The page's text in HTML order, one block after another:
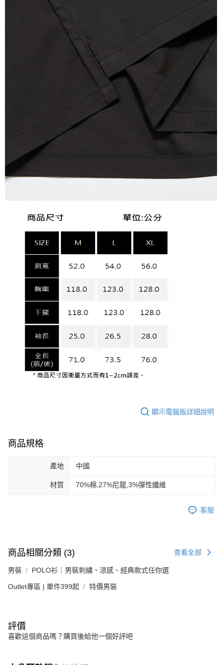
顯示電腦版詳細說明
商品規格
產地 中國
材質 70%棉,27%尼龍,3%彈性纖維
客服
商品相關分類 (3) 查看全部
男裝 POLO衫｜男裝刺繡、涼感、經典款式任你選
Outlet專區 | 單件399起 特價男裝
評價
喜歡這個商品嗎？購買後給他一個好評吧